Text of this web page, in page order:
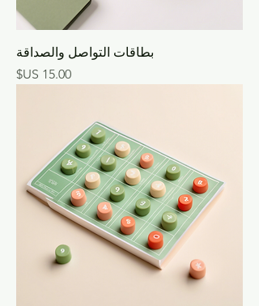
بطاقات التواصل والصداقة
السعر